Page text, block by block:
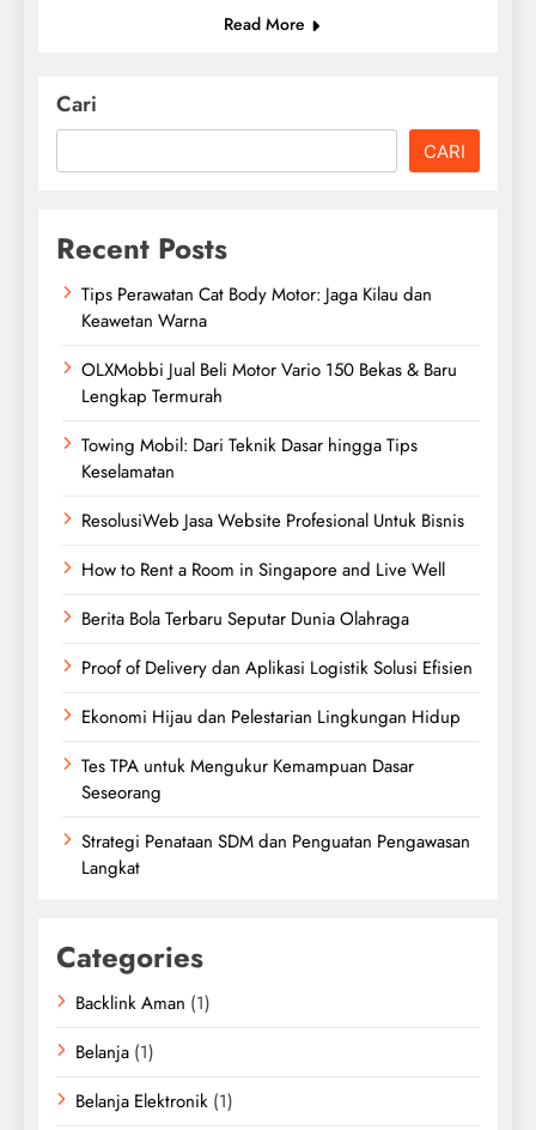
Read More
Cari
CARI
Recent Posts
Tips Perawatan Cat Body Motor: Jaga Kilau dan
Keawetan Warna
OLXMobbi Jual Beli Motor Vario 150 Bekas & Baru
Lengkap Termurah
Towing Mobil: Dari Teknik Dasar hingga Tips
Keselamatan
ResolusiWeb Jasa Website Profesional Untuk Bisnis
How to Rent a Room in Singapore and Live Well
Berita Bola Terbaru Seputar Dunia Olahraga
Proof of Delivery dan Aplikasi Logistik Solusi Efisien
Ekonomi Hijau dan Pelestarian Lingkungan Hidup
Tes TPA untuk Mengukur Kemampuan Dasar
Seseorang
Strategi Penataan SDM dan Penguatan Pengawasan
Langkat
Categories
Backlink Aman (1)
Belanja (1)
Belanja Elektronik (1)